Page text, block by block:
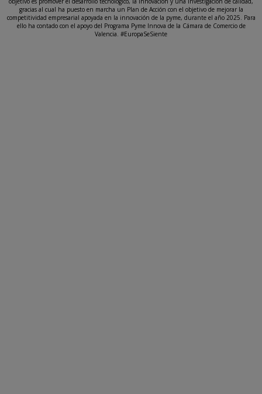
gracias al cual ha puesto en marcha un Plan de Acción con el objetivo de mejorar la
competitividad empresarial apoyada en la innovación de la pyme, durante el año 2025. Para
ello ha contado con el apoyo del Programa Pyme Innova de la Cámara de Comercio de
Valencia. #EuropaSeSiente